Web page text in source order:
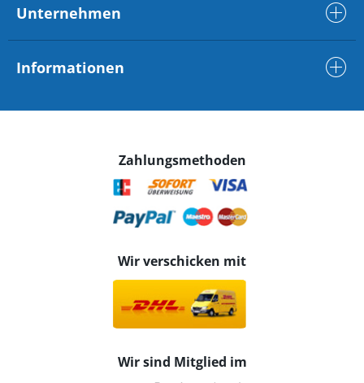
Unternehmen
Informationen
Zahlungsmethoden
Wir verschicken mit
Wir sind Mitglied im